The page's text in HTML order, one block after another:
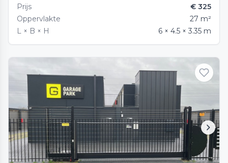
Prijs
€ 325
Oppervlakte
27 m²
L × B × H
6 × 4.5 × 3.35 m